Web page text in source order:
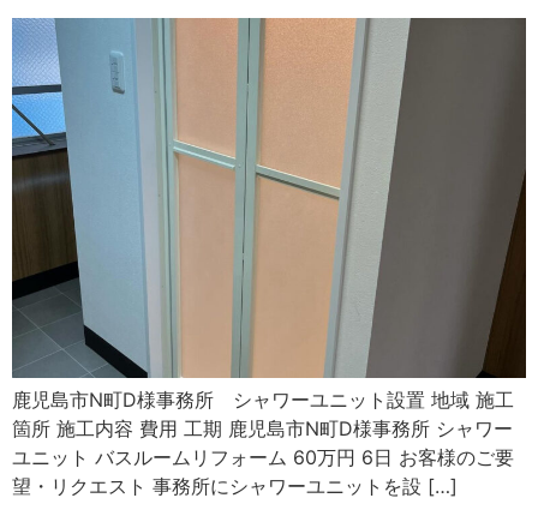
鹿児島市N町D様事務所 シャワーユニット設置 地域 施工
箇所 施工内容 費用 工期 鹿児島市N町D様事務所 シャワー
ユニット バスルームリフォーム 60万円 6日 お客様のご要
望・リクエスト 事務所にシャワーユニットを設 […]